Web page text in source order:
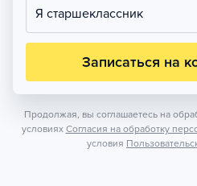
Я старшеклассник
Записаться на
Продолжая, вы соглашаетесь на
условиях Согласия на обработку
условия